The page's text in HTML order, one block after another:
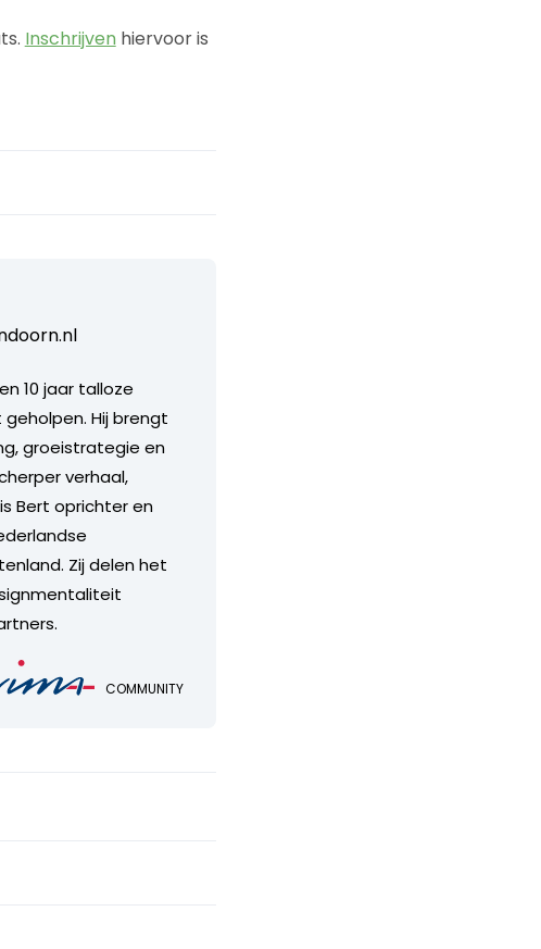
Inschrijven hiervoor is
10 jaar talloze
Hij brengt
groeistrategie en
verhaal,
Bert oprichter en
Zij delen het
COMMUNITY